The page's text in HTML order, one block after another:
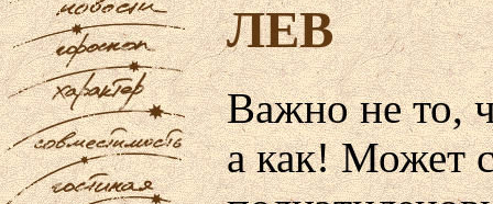
ЛЕВ
Важно не то,
а как! Может